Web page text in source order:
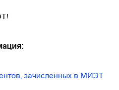
зачисленных в МИЭТ